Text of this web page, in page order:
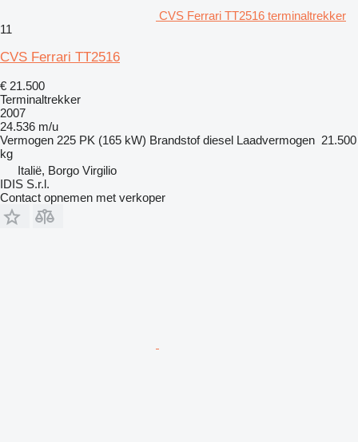
CVS Ferrari TT2516 terminaltrekker
11
CVS Ferrari TT2516
€ 21.500
Terminaltrekker
2007
24.536 m/u
Vermogen 225 PK (165 kW) Brandstof diesel Laadvermogen 21.500
kg
Italië, Borgo Virgilio
IDIS S.r.l.
Contact opnemen met verkoper